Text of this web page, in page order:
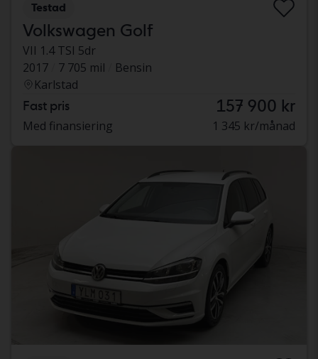
Testad
Volkswagen Golf
VII 1.4 TSI 5dr
2017
7 705 mil
Bensin
Karlstad
Fast pris 157 900 kr
Med finansiering 1 345 kr/månad